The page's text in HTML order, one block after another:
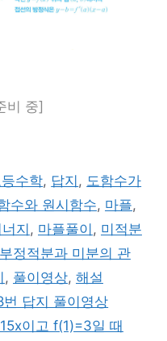
비 중]
수학, 답지 , 도함수가
수와 원시함수, 마플,
지, 마플풀이 , 미적분
부정적분과 미분의 관
, 풀이영상, 해설
답지 풀이영상
이고 f(1)=3일 때